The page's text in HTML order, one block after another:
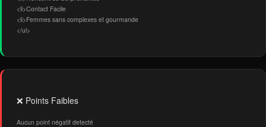
<li>Contact Facile
<li>Femmes sans complexes et gourmande
</ul>
❌ Points Faibles
Aucun point négatif detecté